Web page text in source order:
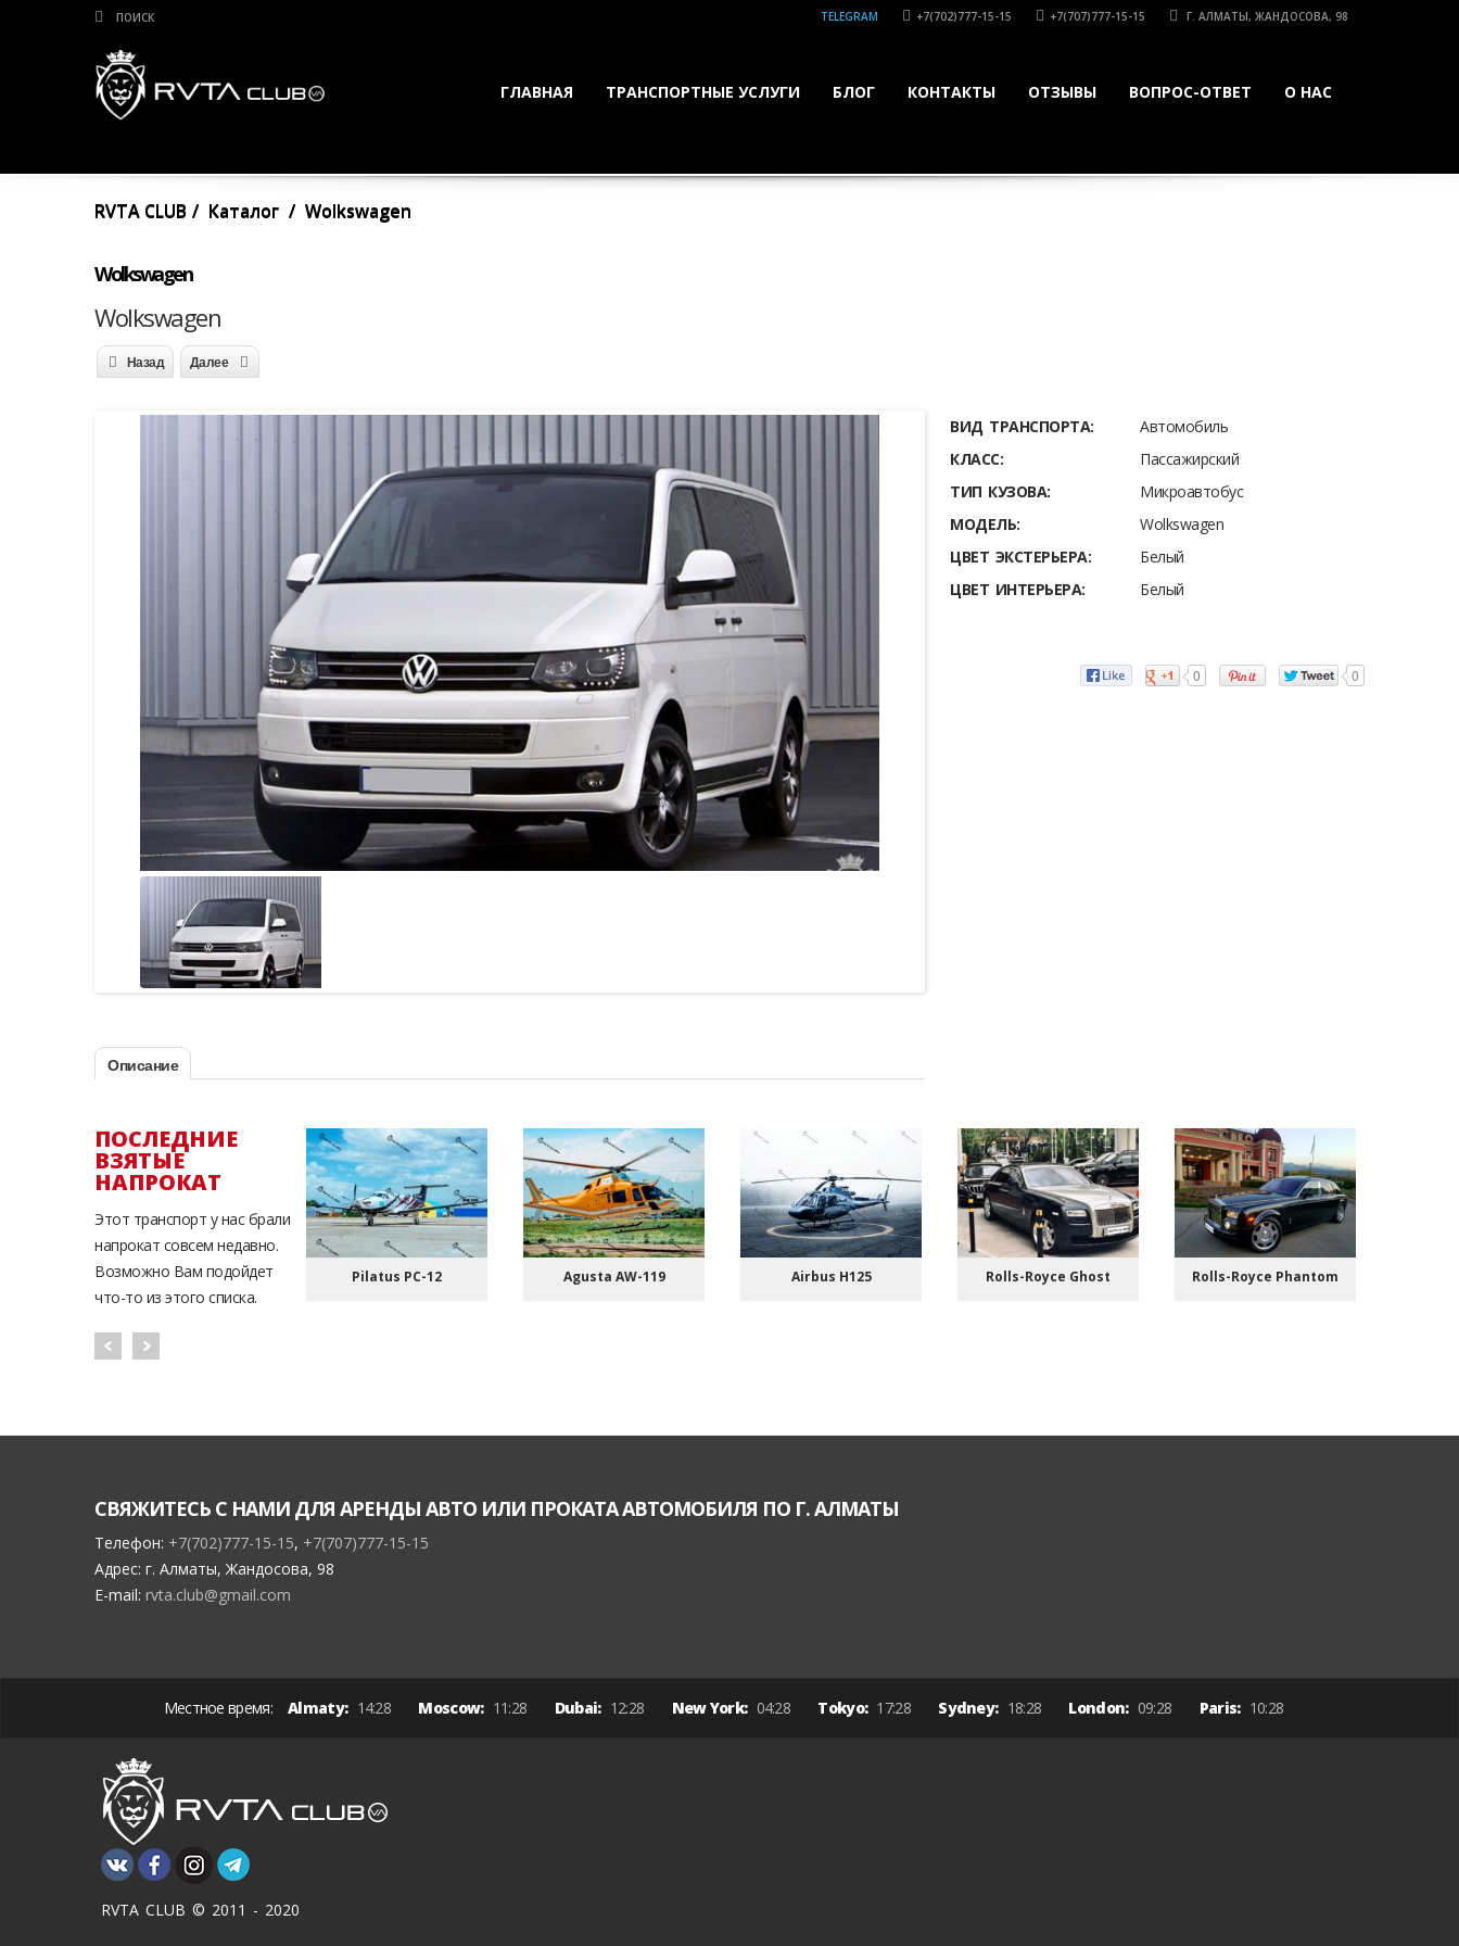
TELEGRAM +7(702)777-15-15 +7(707)777-15-15 Г. АЛМАТЫ, ЖАНДОСОВА, 98
ГЛАВНАЯ ТРАНСПОРТНЫЕ УСЛУГИ БЛОГ КОНТАКТЫ ОТЗЫВЫ ВОПРОС-ОТВЕТ О НАС
RVTA CLUB Каталог Wolkswagen
Wolkswagen
Wolkswagen
Назад Далее
Описание
ВИД ТРАНСПОРТА:
Автомобиль
КЛАСС:
Пассажирский
ТИП КУЗОВА:
Микроавтобус
МОДЕЛЬ:
Wolkswagen
ЦВЕТ ЭКСТЕРЬЕРА:
Белый
ЦВЕТ ИНТЕРЬЕРА:
Белый
0 0
ПОСЛЕДНИЕ
ВЗЯТЫЕ
НАПРОКАТ
Этот транспорт у нас брали
напрокат совсем недавно.
Возможно Вам подойдет
что-то из этого списка.
Pilatus PC-12 Agusta AW-119 Airbus Н125 Rolls-Royce Ghost Rolls-Royce Phantom
СВЯЖИТЕСЬ С НАМИ ДЛЯ АРЕНДЫ АВТО ИЛИ ПРОКАТА АВТОМОБИЛЯ ПО Г. АЛМАТЫ
Телефон: +7(702)777-15-15, +7(707)777-15-15
Адрес: г. Алматы, Жандосова, 98
E-mail: rvta.club@gmail.com
Местное время: Almaty: 14:28 Moscow: 11:28 Dubai: 12:28 New York: 04:28 Tokyo: 17:28 Sydney: 18:28 London: 09:28 Paris: 10:28
RVTA CLUB © 2011 - 2020